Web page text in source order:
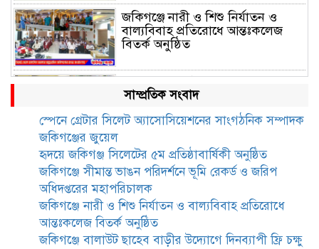
জকিগঞ্জে নারী ও শিশু নির্যাতন ও
বাল্যবিবাহ প্রতিরোধে আন্তঃকলেজ
বিতর্ক অনুষ্ঠিত
জকিগঞ্জে বালাউট ছাহেব বাড়ীর
উদ্যোগে দিনব্যাপী ফ্রি চক্ষু সেবা ক্যাম্প
জকিগঞ্জে সাজাপ্রাপ্ত আসামিসহ
গ্রেফতার ২
রেলপথে যুক্ত হবে জকিগঞ্জ-কানাইঘাট,
শুরু হচ্ছে সম্ভাব্যতা সমীক্ষা
সাম্প্রতিক সংবাদ
স্পেনে গ্রেটার সিলেট অ্যাসোসিয়েশনের সাংগঠনিক সম্পাদক
জকিগঞ্জের জুয়েল
হৃদয়ে জকিগঞ্জ সিলেটের ৫ম প্রতিষ্ঠাবার্ষিকী অনুষ্ঠিত
জকিগঞ্জে সীমান্ত ভাঙন পরিদর্শনে ভূমি রেকর্ড ও জরিপ
অধিদপ্তরের মহাপরিচালক
জকিগঞ্জে নারী ও শিশু নির্যাতন ও বাল্যবিবাহ প্রতিরোধে
আন্তঃকলেজ বিতর্ক অনুষ্ঠিত
জকিগঞ্জে বালাউট ছাহেব বাড়ীর উদ্যোগে দিনব্যাপী ফ্রি চক্ষু